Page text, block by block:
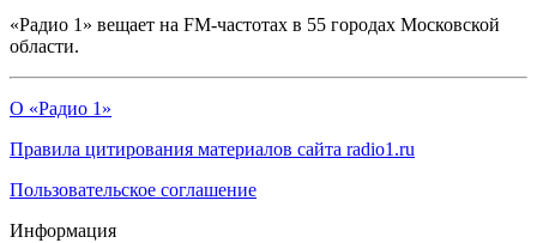
«Радио 1» вещает на FM-частотах в 55 городах Московской
области.
О «Радио 1»
Правила цитирования материалов сайта radio1.ru
Пользовательское соглашение
Информация